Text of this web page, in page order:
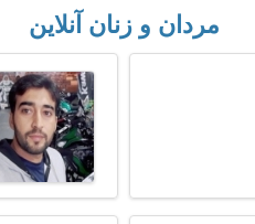
مردان و زنان آنلاین